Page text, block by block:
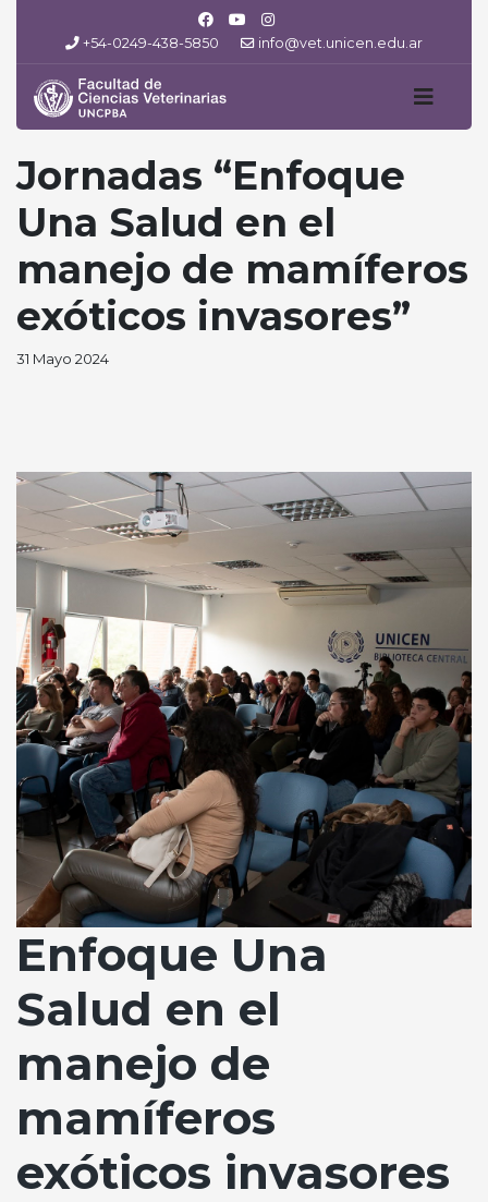
+54-0249-438-5850 info@vet.unicen.edu.ar
Jornadas “Enfoque
Una Salud en el
manejo de mamíferos
exóticos invasores”
31 Mayo 2024
Enfoque Una
Salud en el
manejo de
mamíferos
exóticos invasores